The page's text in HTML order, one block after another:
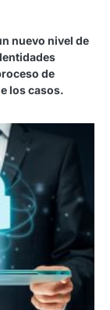
nuevo nivel de
de
los casos.